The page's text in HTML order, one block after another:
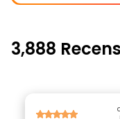
3,888